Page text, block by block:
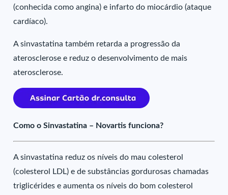
(conhecida como angina) e infarto do miocárdio (ataque
cardíaco).
A sinvastatina também retarda a progressão da
aterosclerose e reduz o desenvolvimento de mais
aterosclerose.
Como o Sinvastatina – Novartis funciona?
A sinvastatina reduz os níveis do mau colesterol
(colesterol LDL) e de substâncias gordurosas chamadas
triglicérides e aumenta os níveis do bom colesterol